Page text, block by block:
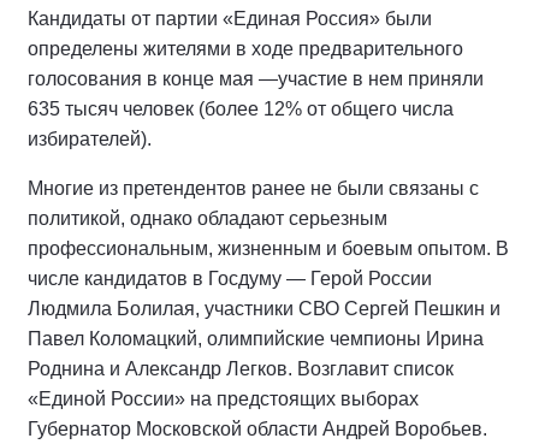
Кандидаты от партии «Единая Россия» были
определены жителями в ходе предварительного
голосования в конце мая —участие в нем приняли
635 тысяч человек (более 12% от общего числа
избирателей).
Многие из претендентов ранее не были связаны с
политикой, однако обладают серьезным
профессиональным, жизненным и боевым опытом. В
числе кандидатов в Госдуму — Герой России
Людмила Болилая, участники СВО Сергей Пешкин и
Павел Коломацкий, олимпийские чемпионы Ирина
Роднина и Александр Легков. Возглавит список
«Единой России» на предстоящих выборах
Губернатор Московской области Андрей Воробьев.